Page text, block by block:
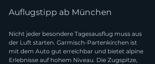
Auflugstipp ab München
Nicht jeder besondere Tagesausflug muss aus
der Luft starten. Garmisch-Partenkirchen ist
mit dem Auto gut erreichbar und bietet alpine
Erlebnisse auf hohem Niveau. Die Zugspitze,